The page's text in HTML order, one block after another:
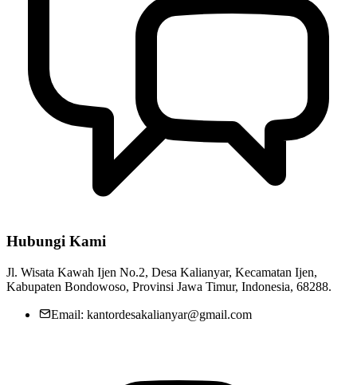
Hubungi Kami
Jl. Wisata Kawah Ijen No.2, Desa Kalianyar, Kecamatan Ijen,
Kabupaten Bondowoso, Provinsi Jawa Timur, Indonesia, 68288.
Email: kantordesakalianyar@gmail.com